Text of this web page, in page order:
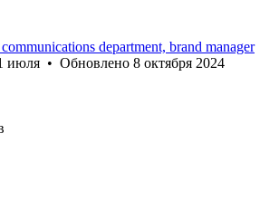
department, brand manager
июля • Обновлено 8 октября 2024